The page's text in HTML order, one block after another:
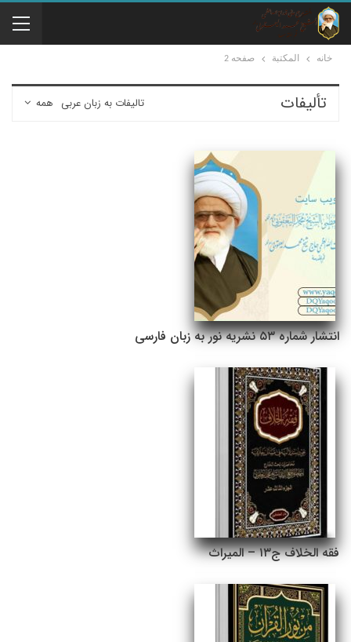
خانه المكتبة صفحه 2
همه تألیفات تالیفات به زبان عربی
انتشار شماره ۵۳ نشریه نور به زبان فارسی
فقه الخلاف ج۱۳ – المیراث